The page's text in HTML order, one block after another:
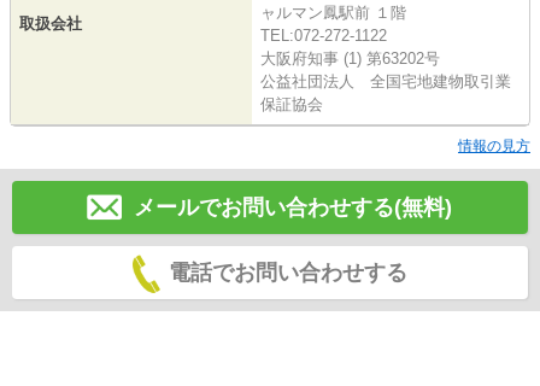
取扱会社
ャルマン鳳駅前 １階
TEL:072-272-1122
大阪府知事 (1) 第63202号
公益社団法人 全国宅地建物取引業
保証協会
情報の見方
メールでお問い合わせする(無料)
電話でお問い合わせする